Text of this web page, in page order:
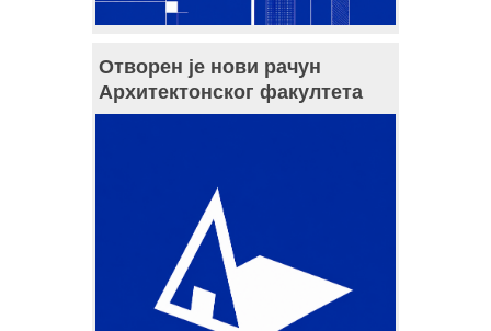
Отворен је нови рачун
Архитектонског факултета